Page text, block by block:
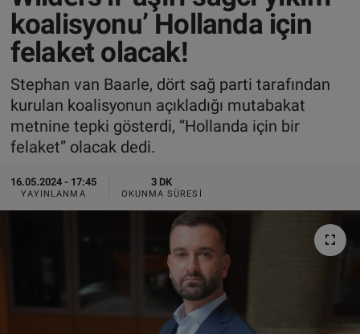
koalisyonu’ Hollanda için
felaket olacak!
Stephan van Baarle, dört sağ parti tarafından
kurulan koalisyonun açıkladığı mutabakat
metnine tepki gösterdi, “Hollanda için bir
felaket” olacak dedi.
16.05.2024 - 17:45
YAYINLANMA
3 DK
OKUNMA SÜRESI
FRANSA
AVUSTURYA
SAĞLIK - YAŞAM
BİLİM-TEKNOLOJİ
TÜRKİYE
DÜNYA
BİLİM-TEKNOLOJİ
SAĞLIK
FOTO GALERİ
ALGEMENE VOORWAARDEN
CONTACT
Süper Lig Puan Durumu ve Fikstür
Tüm Manşetler
Son Dakika Haberleri
Haber Arşivi